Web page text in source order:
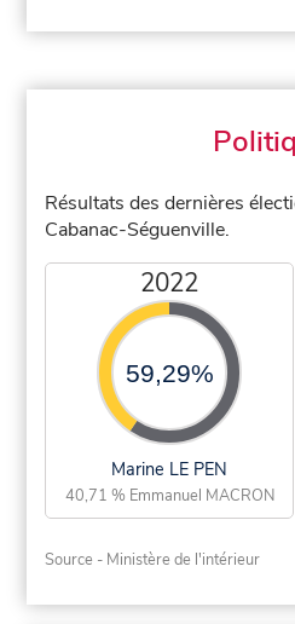
Résultats des dernières
Cabanac-Séguenville.
2022
59,29%
Marine LE PEN
40,71 % Emmanuel MACRON
Source - Ministère de l'intérieur